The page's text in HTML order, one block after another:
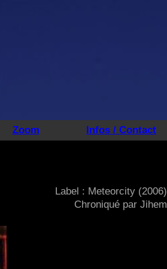
Zoom Infos / Contact
Label : Meteorcity (2006)
Chroniqué par Jihem